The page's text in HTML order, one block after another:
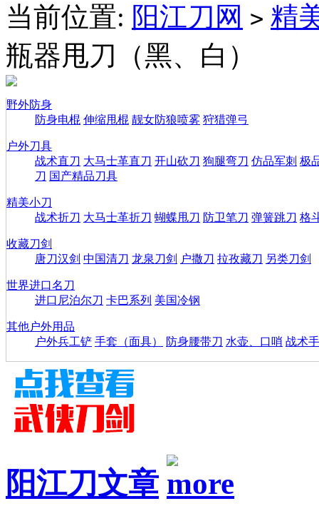
当前位置: 阳江刀网 > 精
瓶器甩刀（黑、白）
野外防身
防身电棍 伸缩甩棍 靓女防狼喷雾 狩猎弹弓
户外刀具
战术直刀 大马士革直刀 开山砍刀 狗腿弯刀 仿品军刺 极
刀 国产精品刀具
精美小刀
战术折刀 大马士革折刀 蝴蝶甩刀 防卫笔刀 弹簧跳刀 格
收藏刀剑
唐刀汉剑 中国清刀 龙泉刀剑 户撒刀 拉孜藏刀 另类刀剑
世界进口名刀
进口尼泊尔刀 卡巴系列 美国冷钢
其他户外用品
户外兵工铲 手套（面具） 防身腰带刀 水壶、口哨 战术
阳江刀文章